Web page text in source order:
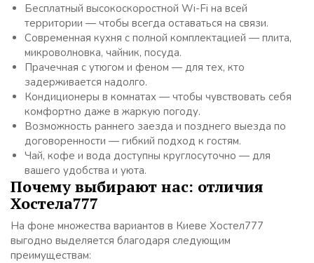
Бесплатный высокоскоростной Wi-Fi на всей
территории — чтобы всегда оставаться на связи.
Современная кухня с полной комплектацией — плита,
микроволновка, чайник, посуда.
Прачечная с утюгом и феном — для тех, кто
задерживается надолго.
Кондиционеры в комнатах — чтобы чувствовать себя
комфортно даже в жаркую погоду.
Возможность раннего заезда и позднего выезда по
договоренности — гибкий подход к гостям.
Чай, кофе и вода доступны круглосуточно — для
вашего удобства и уюта.
Почему выбирают нас: отличия
Хостела777
На фоне множества вариантов в Киеве Хостел777
выгодно выделяется благодаря следующим
преимуществам: